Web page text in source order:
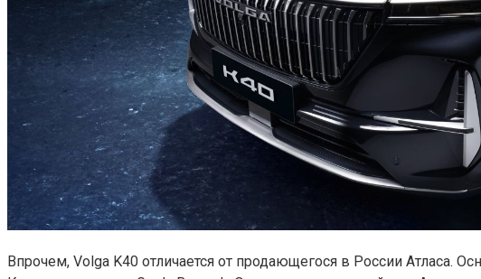
Впрочем, Volga K40 отличается от продающегося в России Атласа.